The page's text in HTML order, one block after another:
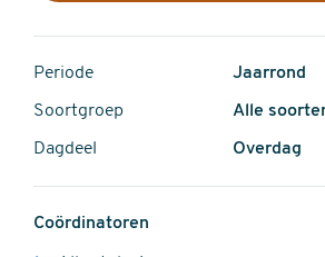
Periode Jaarrond
Soortgroep Alle
Dagdeel Overdag
Coördinatoren